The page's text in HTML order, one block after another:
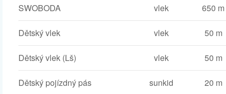
SWOBODA vlek 650 m
Dětský vlek vlek 50 m
Dětský vlek (Lš) vlek 50 m
Dětský pojízdný pás sunkid 20 m